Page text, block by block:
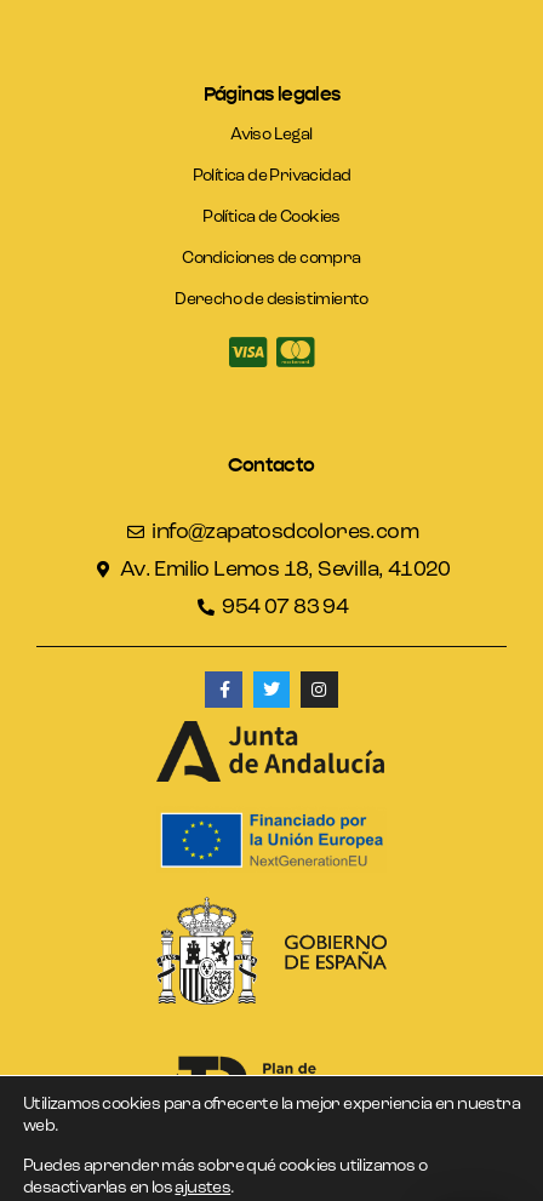
Páginas legales
Aviso Legal
Política de Privacidad
Política de Cookies
Condiciones de compra
Derecho de desistimiento
Contacto
info@zapatosdcolores.com
Av. Emilio Lemos 18, Sevilla, 41020
954 07 83 94
Utilizamos cookies para ofrecerte la mejor experiencia en nuestra
web.
Puedes aprender más sobre qué cookies utilizamos o
desactivarlas en losajustes.